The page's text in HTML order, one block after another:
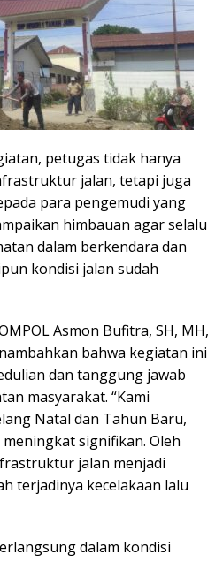
petugas tidak hanya
jalan, tetapi juga
para pengemudi yang
himbauan agar selalu
dalam berkendara dan
kondisi jalan sudah
Asmon Bufitra, SH, MH,
bahwa kegiatan ini
dan tanggung jawab
masyarakat. “Kami
Natal dan Tahun Baru,
signifikan. Oleh
jalan menjadi
terjadinya kecelakaan lalu
dalam kondisi